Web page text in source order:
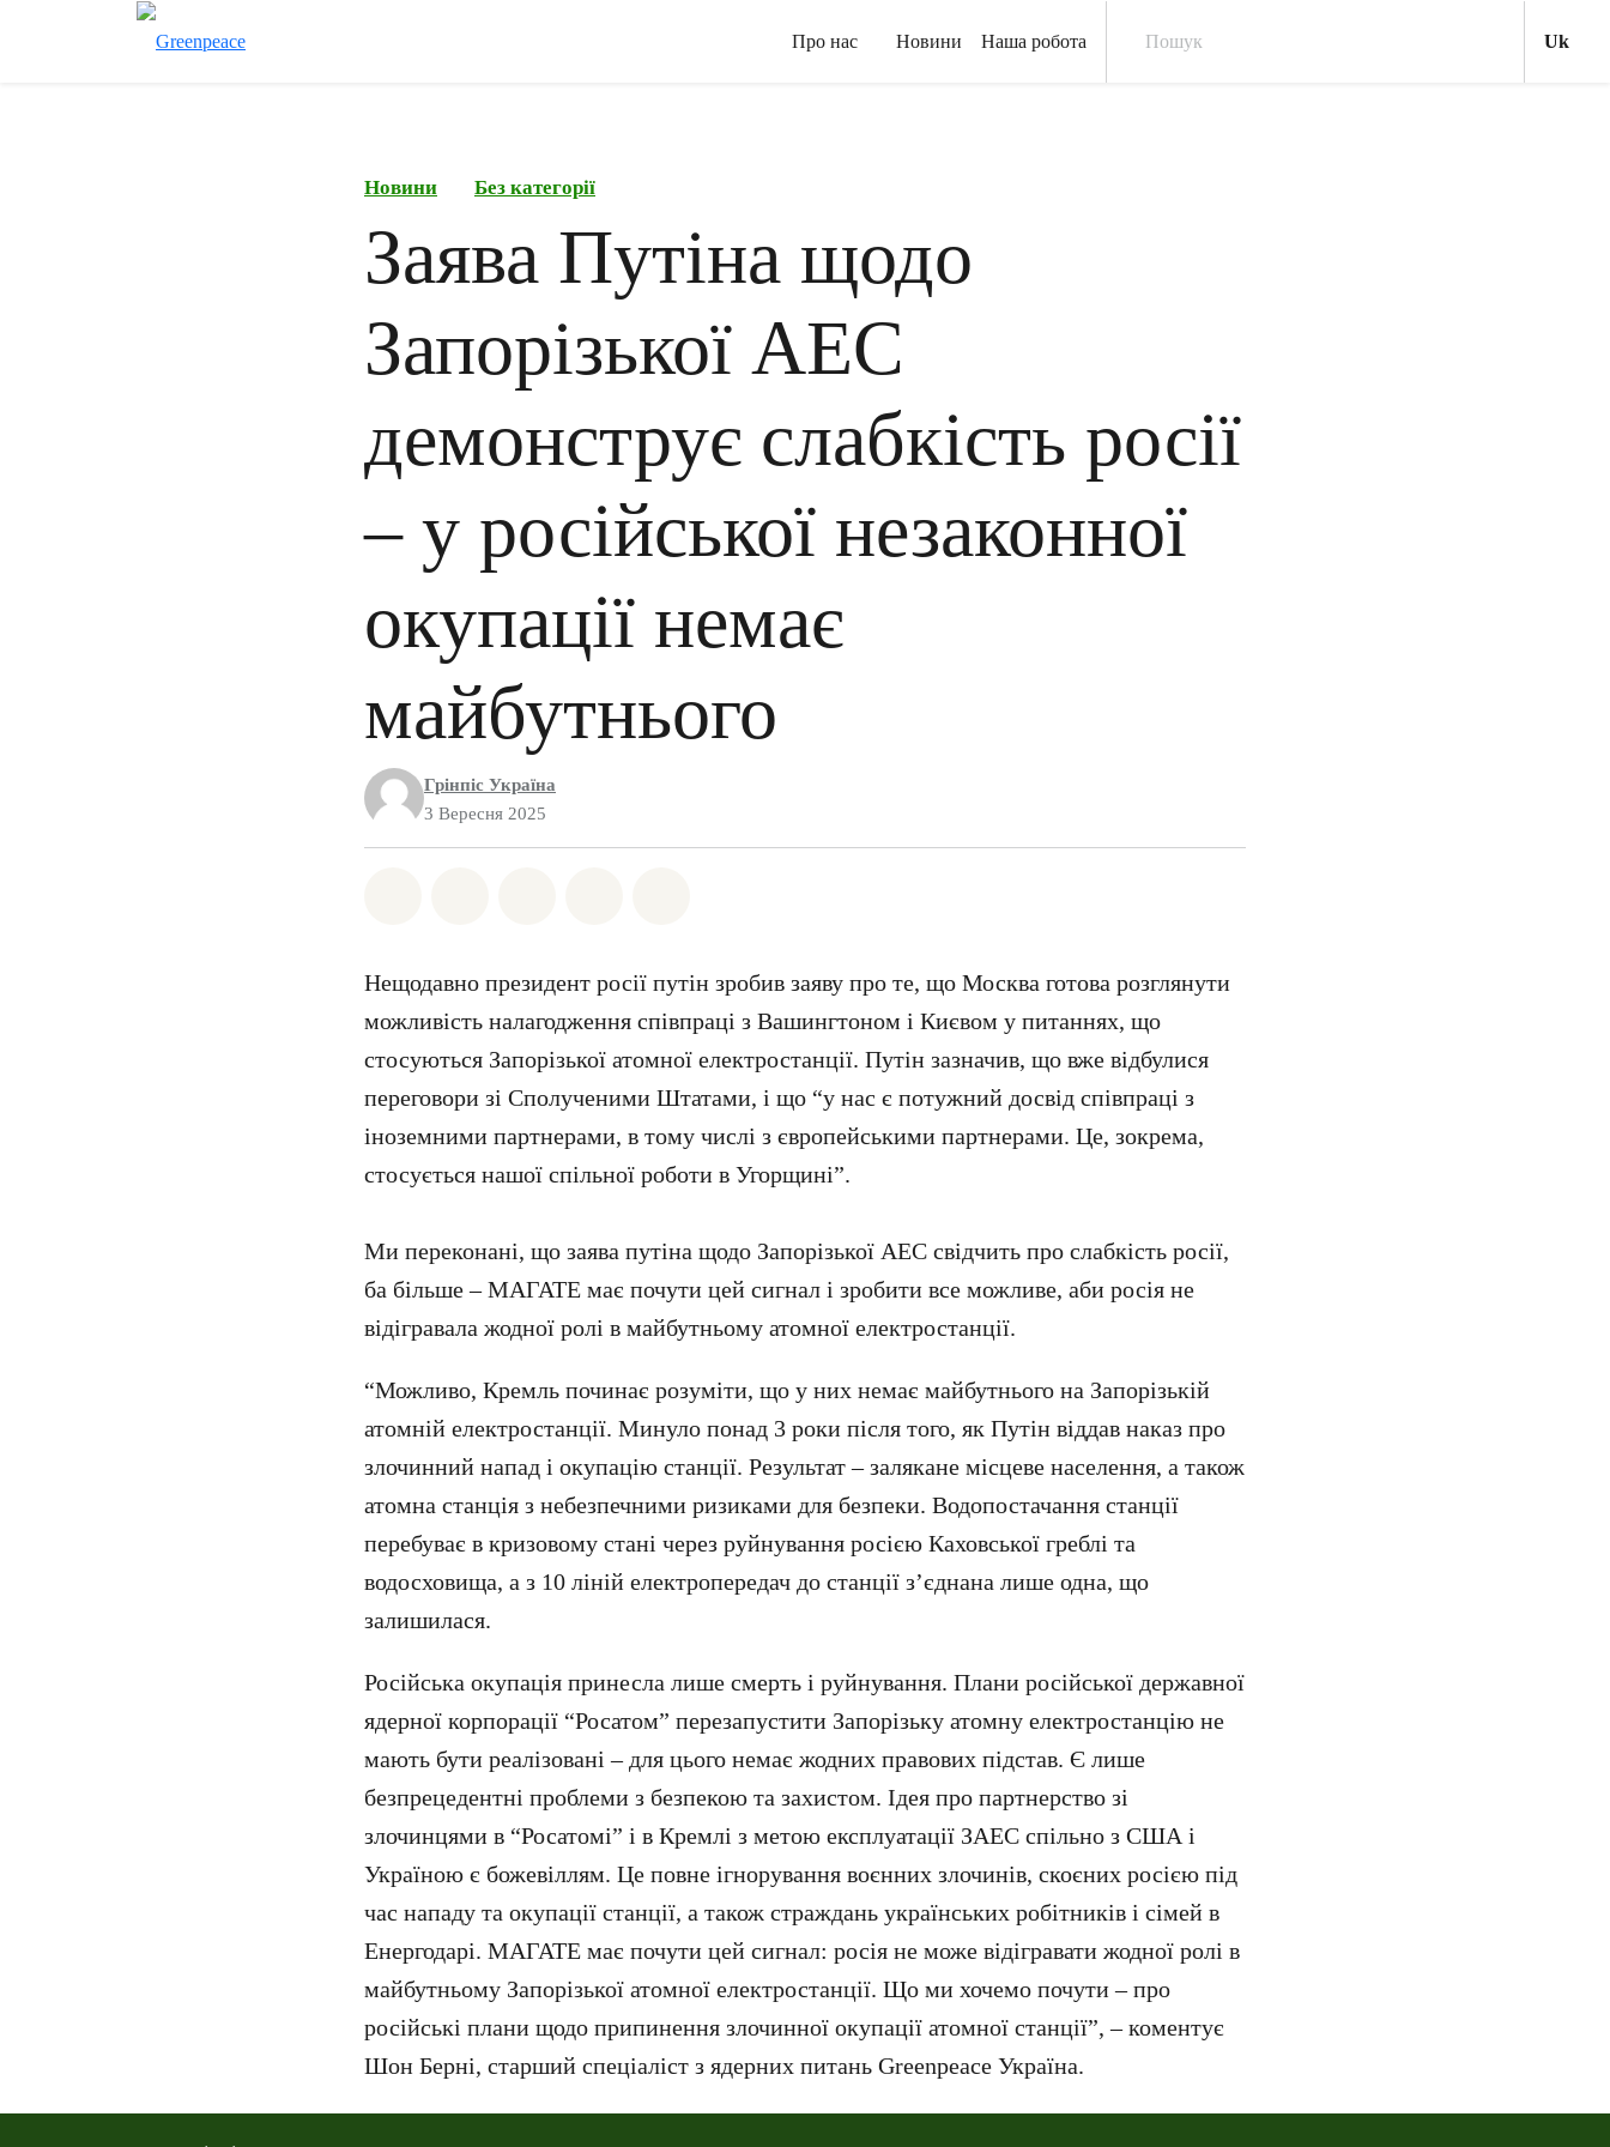
Про нас Новини
Наша робота
Uk
Новини Без категорії
Заява Путіна щодо
Запорізької АЕС
демонструє слабкість росії
– у російської незаконної
окупації немає
майбутнього
Грінпіс Україна
3 Вересня 2025
Нещодавно президент росії путін зробив заяву про те, що Москва готова розглянути
можливість налагодження співпраці з Вашингтоном і Києвом у питаннях, що
стосуються Запорізької атомної електростанції. Путін зазначив, що вже відбулися
переговори зі Сполученими Штатами, і що “у нас є потужний досвід співпраці з
іноземними партнерами, в тому числі з європейськими партнерами. Це, зокрема,
стосується нашої спільної роботи в Угорщині”.
Ми переконані, що заява путіна щодо Запорізької АЕС свідчить про слабкість росії,
ба більше – МАГАТЕ має почути цей сигнал і зробити все можливе, аби росія не
відігравала жодної ролі в майбутньому атомної електростанції.
“Можливо, Кремль починає розуміти, що у них немає майбутнього на Запорізькій
атомній електростанції. Минуло понад 3 роки після того, як Путін віддав наказ про
злочинний напад і окупацію станції. Результат – залякане місцеве населення, а також
атомна станція з небезпечними ризиками для безпеки. Водопостачання станції
перебуває в кризовому стані через руйнування росією Каховської греблі та
водосховища, а з 10 ліній електропередач до станції з’єднана лише одна, що
залишилася.
Російська окупація принесла лише смерть і руйнування. Плани російської державної
ядерної корпорації “Росатом” перезапустити Запорізьку атомну електростанцію не
мають бути реалізовані – для цього немає жодних правових підстав. Є лише
безпрецедентні проблеми з безпекою та захистом. Ідея про партнерство зі
злочинцями в “Росатомі” і в Кремлі з метою експлуатації ЗАЕС спільно з США і
Україною є божевіллям. Це повне ігнорування воєнних злочинів, скоєних росією під
час нападу та окупації станції, а також страждань українських робітників і сімей в
Енергодарі. МАГАТЕ має почути цей сигнал: росія не може відігравати жодної ролі в
майбутньому Запорізької атомної електростанції. Що ми хочемо почути – про
російські плани щодо припинення злочинної окупації атомної станції”, – коментує
Шон Берні, старший спеціаліст з ядерних питань Greenpeace Україна.